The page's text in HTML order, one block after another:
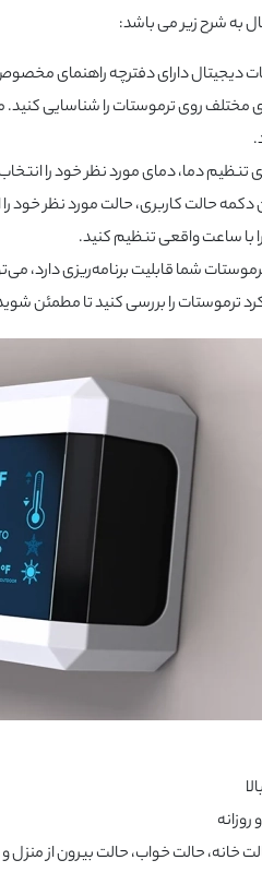
به شرح زیر می باشد:
دیجیتال دارای دفترچه راهنمای
روی ترموستات را شناسایی کنید.
تنظیم دما، دمای مورد نظر خود را
دکمه حالت کاربری، حالت مورد نظر خود
با ساعت واقعی تنظیم کنید.
شما قابلیت برنامه‌ریزی دارد،
ترموستات را بررسی کنید تا مطمئن
خانه، حالت خواب، حالت بیرون از منزل